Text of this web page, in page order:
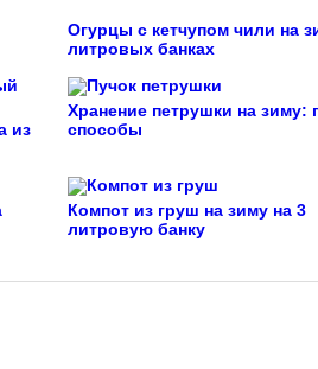
Огурцы с кетчупом чили на
литровых банках
из
Хранение петрушки на зиму:
способы
Компот из груш на зиму на 3
литровую банку